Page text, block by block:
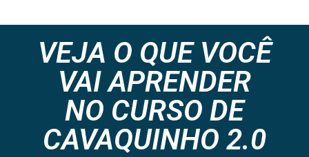
VEJA O QUE VOCÊ
VAI APRENDER
NO CURSO DE
CAVAQUINHO 2.0